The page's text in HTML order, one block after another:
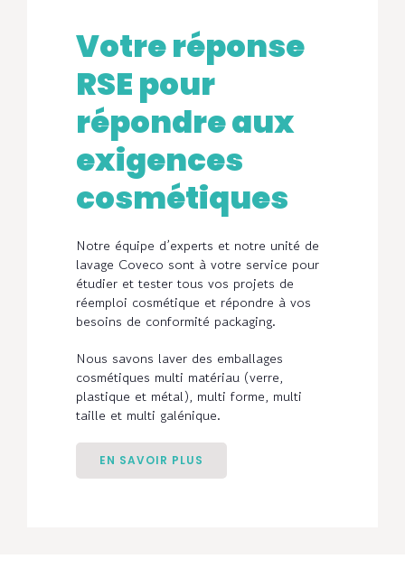
Votre réponse
RSE pour
répondre aux
exigences
cosmétiques
Notre équipe d’experts et notre unité de
lavage Coveco sont à votre service pour
étudier et tester tous vos projets de
réemploi cosmétique et répondre à vos
besoins de conformité packaging.
Nous savons laver des emballages
cosmétiques multi matériau (verre,
plastique et métal), multi forme, multi
taille et multi galénique.
EN SAVOIR PLUS